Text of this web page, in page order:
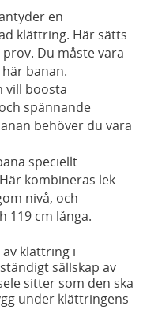
en
klättring. Här sätts
Du måste vara
banan.
vill boosta
spännande
behöver du vara
speciellt
kombineras lek
nivå, och
119 cm långa.
klättring i
sällskap av
sitter som den ska
under klättringens